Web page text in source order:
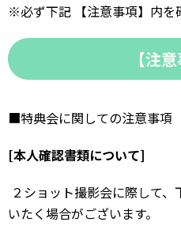
※必ず下記 【注意事項】内を
【注
■特典会に関しての注意事項
[本人確認書類について]
２ショット撮影会に際して
いたく場合がございます。